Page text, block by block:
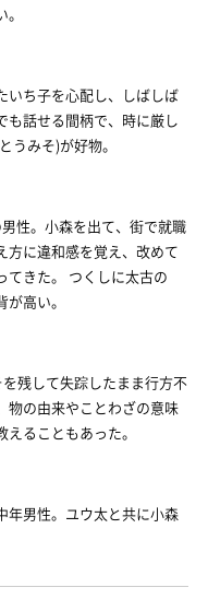
いち子を心配し、しばしば
も話せる間柄で、時に厳し
うみそ)が好物。
性。小森を出て、街で就職
方に違和感を覚え、改めて
てきた。 つくしに太古の
高い。
残して失踪したまま行方不
物の由来やことわざの意味
ることもあった。
年男性。ユウ太と共に小森